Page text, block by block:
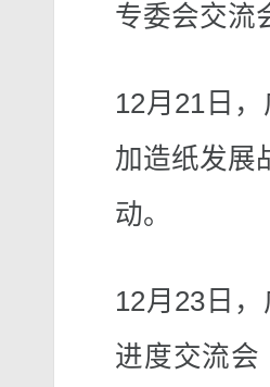
专委会交流
12月21日
加造纸发展
动。
12月23日
进度交流会